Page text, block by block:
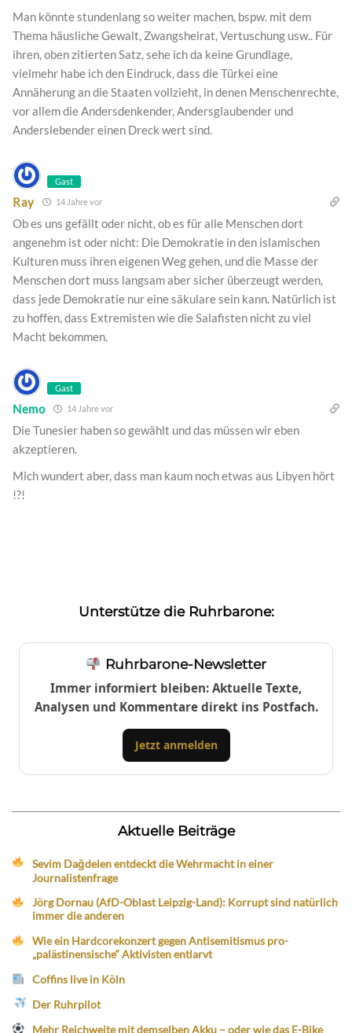
Man könnte stundenlang so weiter machen, bspw. mit dem
Thema häusliche Gewalt, Zwangsheirat, Vertuschung usw.. Für
ihren, oben zitierten Satz, sehe ich da keine Grundlage,
vielmehr habe ich den Eindruck, dass die Türkei eine
Annäherung an die Staaten vollzieht, in denen Menschenrechte,
vor allem die Andersdenkender, Andersglaubender und
Anderslebender einen Dreck wert sind.
Gast
Ray 14 Jahre vor
Ob es uns gefällt oder nicht, ob es für alle Menschen dort
angenehm ist oder nicht: Die Demokratie in den islamischen
Kulturen muss ihren eigenen Weg gehen, und die Masse der
Menschen dort muss langsam aber sicher überzeugt werden,
dass jede Demokratie nur eine säkulare sein kann. Natürlich ist
zu hoffen, dass Extremisten wie die Salafisten nicht zu viel
Macht bekommen.
Gast
Nemo 14 Jahre vor
Die Tunesier haben so gewählt und das müssen wir eben
akzeptieren.
Mich wundert aber, dass man kaum noch etwas aus Libyen hört
!?!
Unterstütze die Ruhrbarone:
Ruhrbarone-Newsletter
Immer informiert bleiben: Aktuelle Texte,
Analysen und Kommentare direkt ins Postfach.
Jetzt anmelden
Aktuelle Beiträge
Sevim Dağdelen entdeckt die Wehrmacht in einer
Journalistenfrage
Jörg Dornau (AfD-Oblast Leipzig-Land): Korrupt sind natürlich
immer die anderen
Wie ein Hardcorekonzert gegen Antisemitismus pro-
„palästinensische“ Aktivisten entlarvt
Coffins live in Köln
Der Ruhrpilot
Mehr Reichweite mit demselben Akku – oder wie das E-Bike